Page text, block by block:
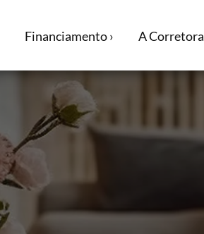
Financiamento › A Corretora